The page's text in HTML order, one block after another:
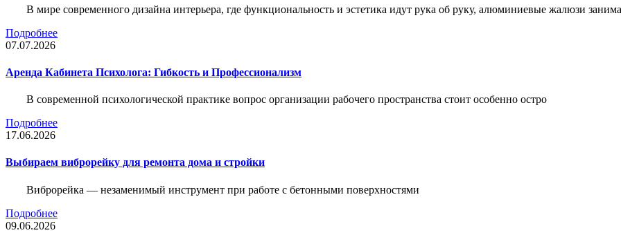
В мире современного дизайна интерьера, где функциональность и эстетика идут рука об руку, алюминиевые жалюзи
Подробнее
07.07.2026
Аренда Кабинета Психолога: Гибкость и Профессионализм
В современной психологической практике вопрос организации рабочего пространства стоит особенно остро
Подробнее
17.06.2026
Выбираем виброрейку для ремонта дома и стройки
Виброрейка — незаменимый инструмент при работе с бетонными поверхностями
Подробнее
09.06.2026